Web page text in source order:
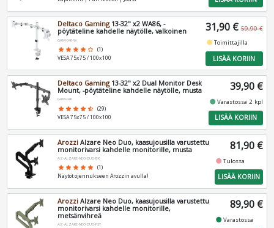
Deltaco Gaming13-32" x2 WA86, -
pöytäteline kahdelle näytölle, valkoinen
GAM-040-W
star star star star star_border (1)
VESA 75x75 / 100x100
31,90 € 59,90 €
fiber_manual_recordToimittajilla
LISÄÄ KORIIN
Deltaco Gaming13-32" x2 Dual Monitor Desk
Mount, -pöytäteline kahdelle näytölle, musta
GAM-040
star star star star star_half (29)
VESA 75x75 / 100x100
39,90 €
fiber_manual_recordVarastossa 2 kpl
LISÄÄ KORIIN
Arozzi Alzare Neo Duo, kaasujousilla varustettu
monitorivarsi kahdelle monitorille, musta
AZ-ALZARE-NEO-DUO-BK
star star star star star (1)
Näytöt ojennukseen Arozzin avulla!
81,90 €
fiber_manual_recordTulossa
LISÄÄ KORIIN
Arozzi Alzare Neo Duo, kaasujousilla varustettu
monitorivarsi kahdelle monitorille,
metsänvihreä
AZ-ALZARE-NEO-DUO-FST
89,90 €
fiber_manual_recordVarastossa